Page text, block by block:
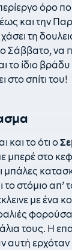
όρο
και την
τη
Σάββατο, να
ίδιο βράδυ
στο σπίτι του!
και το ότι ο
μπερέ στο
μπάλες
στόμιο απ’
με ένα
τους. Η
αυτή